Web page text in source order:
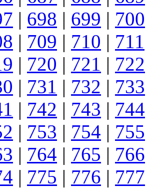
| 698 | 699 | 700
| 709 | 710 | 711
| 720 | 721 | 722
| 731 | 732 | 733
| 742 | 743 | 744
| 753 | 754 | 755
| 764 | 765 | 766
| 775 | 776 | 777